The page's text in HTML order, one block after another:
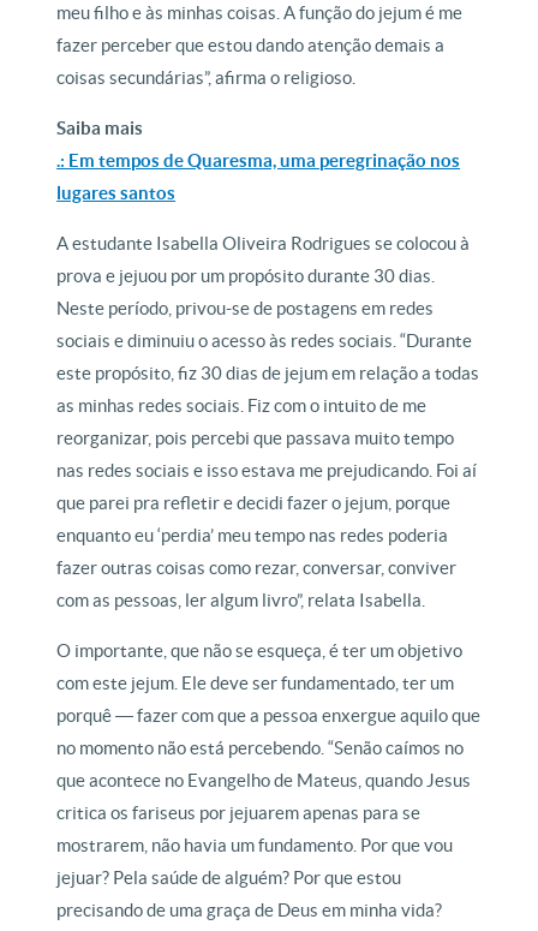
meu filho e às minhas coisas. A função do jejum é me
fazer perceber que estou dando atenção demais a
coisas secundárias”, afirma o religioso.
Saiba mais
.: Em tempos de Quaresma, uma peregrinação nos
lugares santos
A estudante Isabella Oliveira Rodrigues se colocou à
prova e jejuou por um propósito durante 30 dias.
Neste período, privou-se de postagens em redes
sociais e diminuiu o acesso às redes sociais. “Durante
este propósito, fiz 30 dias de jejum em relação a todas
as minhas redes sociais. Fiz com o intuito de me
reorganizar, pois percebi que passava muito tempo
nas redes sociais e isso estava me prejudicando. Foi aí
que parei pra refletir e decidi fazer o jejum, porque
enquanto eu ‘perdia’ meu tempo nas redes poderia
fazer outras coisas como rezar, conversar, conviver
com as pessoas, ler algum livro”, relata Isabella.
O importante, que não se esqueça, é ter um objetivo
com este jejum. Ele deve ser fundamentado, ter um
porquê ― fazer com que a pessoa enxergue aquilo que
no momento não está percebendo. “Senão caímos no
que acontece no Evangelho de Mateus, quando Jesus
critica os fariseus por jejuarem apenas para se
mostrarem, não havia um fundamento. Por que vou
jejuar? Pela saúde de alguém? Por que estou
precisando de uma graça de Deus em minha vida?